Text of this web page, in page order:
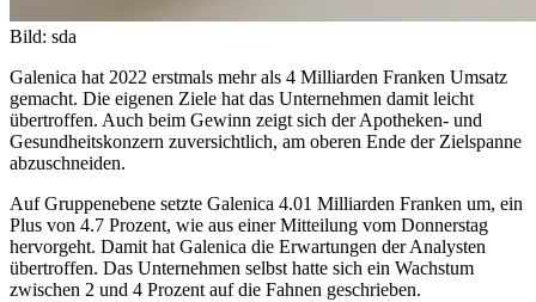
Bild: sda
Galenica hat 2022 erstmals mehr als 4 Milliarden Franken Umsatz
gemacht. Die eigenen Ziele hat das Unternehmen damit leicht
übertroffen. Auch beim Gewinn zeigt sich der Apotheken- und
Gesundheitskonzern zuversichtlich, am oberen Ende der Zielspanne
abzuschneiden.
Auf Gruppenebene setzte Galenica 4.01 Milliarden Franken um, ein
Plus von 4.7 Prozent, wie aus einer Mitteilung vom Donnerstag
hervorgeht. Damit hat Galenica die Erwartungen der Analysten
übertroffen. Das Unternehmen selbst hatte sich ein Wachstum
zwischen 2 und 4 Prozent auf die Fahnen geschrieben.